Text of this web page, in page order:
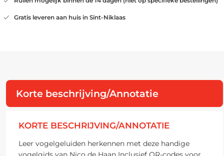
Gratis leveren aan huis in Sint-Niklaas
Korte beschrijving/Annotatie
KORTE BESCHRIJVING/ANNOTATIE
Leer vogelgeluiden herkennen met deze handige